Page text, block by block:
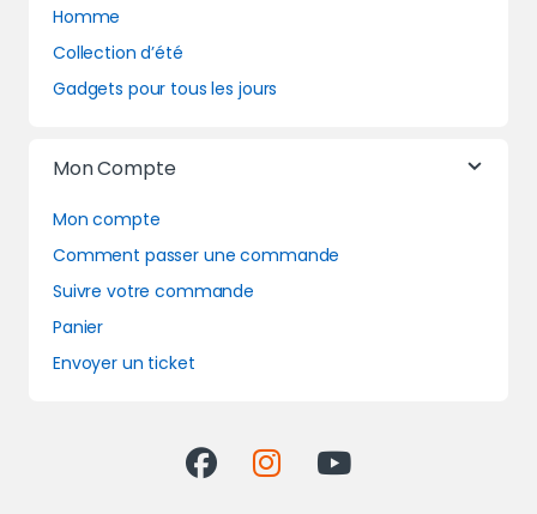
Homme
Collection d’été
Gadgets pour tous les jours
Mon Compte
Mon compte
Comment passer une commande
Suivre votre commande
Panier
Envoyer un ticket